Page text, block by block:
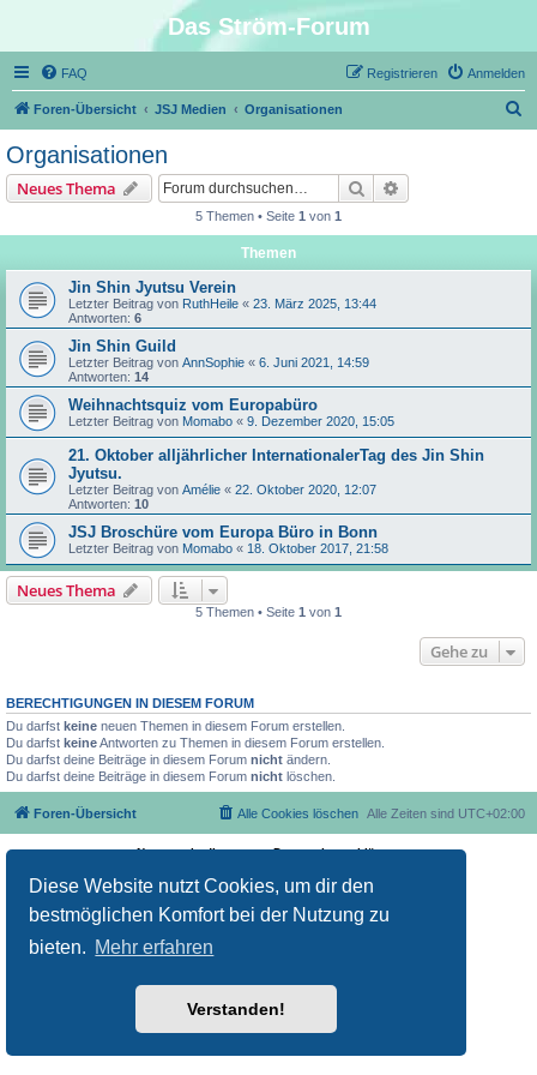
Diese Website nutzt Cookies, um dir den
bestmöglichen Komfort bei der Nutzung zu
bieten. Mehr erfahren
Verstanden!
Das Ström-Forum
FAQ Anmelden
Registrieren
Foren-Übersicht JSJ Medien Organisationen
Organisationen
Neues Thema Suche
5 Themen • Seite 1 von 1
Themen
Jin Shin Jyutsu Verein
Letzter Beitrag von RuthHeile « 23. März 2025, 13:44
Antworten: 6
Jin Shin Guild
Letzter Beitrag von AnnSophie « 6. Juni 2021, 14:59
Antworten: 14
Weihnachtsquiz vom Europabüro
Letzter Beitrag von Momabo « 9. Dezember 2020, 15:05
21. Oktober alljährlicher InternationalerTag des Jin Shin
Jyutsu.
Letzter Beitrag von Amélie « 22. Oktober 2020, 12:07
Antworten: 10
JSJ Broschüre vom Europa Büro in Bonn
Letzter Beitrag von Momabo « 18. Oktober 2017, 21:58
Neues Thema
5 Themen • Seite 1 von 1
Gehe zu
BERECHTIGUNGEN IN DIESEM FORUM
Du darfst keine neuen Themen in diesem Forum erstellen.
Du darfst keineAntworten zu Themen in diesem Forum erstellen.
Du darfst deine Beiträge in diesem Forum nicht ändern.
Du darfst deine Beiträge in diesem Forum nicht löschen.
Foren-Übersicht Alle Zeiten sind UTC+02:00
Alle Cookies löschen
Nutzungsbedingungen Datenschutzerklärung
Deutsche Übersetzung durchphpBB.de